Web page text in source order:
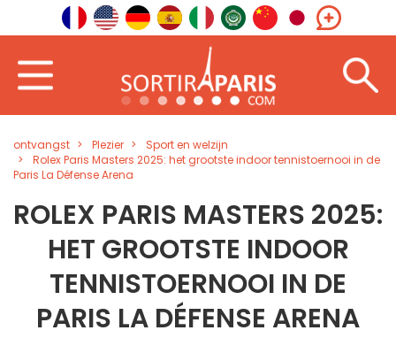
ontvangst Plezier
Sport en welzijn
Rolex Paris Masters 2025: het grootste indoor tennistoernooi in de
Paris La Défense Arena
ROLEX PARIS MASTERS 2025:
HET GROOTSTE INDOOR
TENNISTOERNOOI IN DE
PARIS LA DÉFENSE ARENA